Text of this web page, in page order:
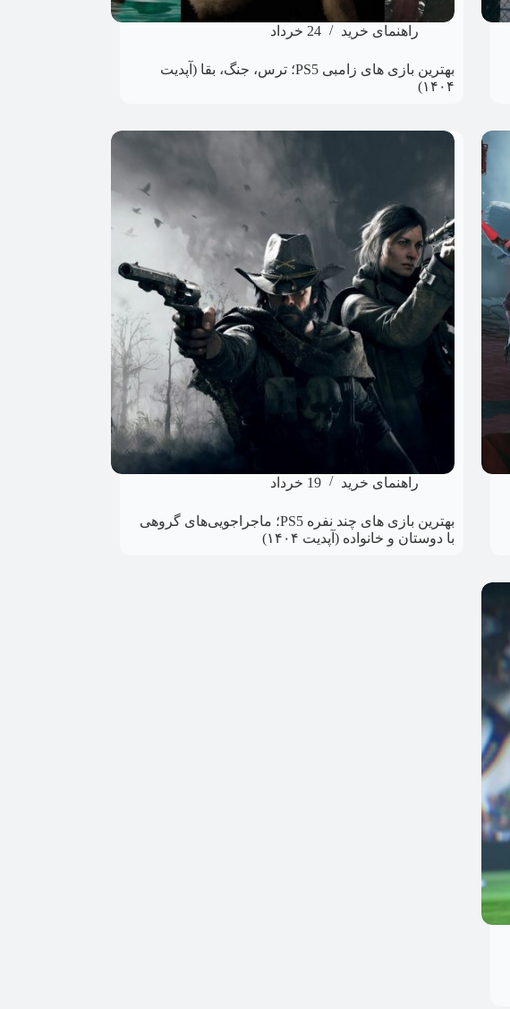
راهنمای خرید 24 خرداد
بهترین بازی های زامبی PS5؛ ترس، جنگ، بقا (آپدیت
۱۴۰۴)
راهنمای خرید 19 خرداد
بهترین بازی های چند نفره PS5؛ ماجراجویی‌های گروهی
با دوستان و خانواده (آپدیت ۱۴۰۴)